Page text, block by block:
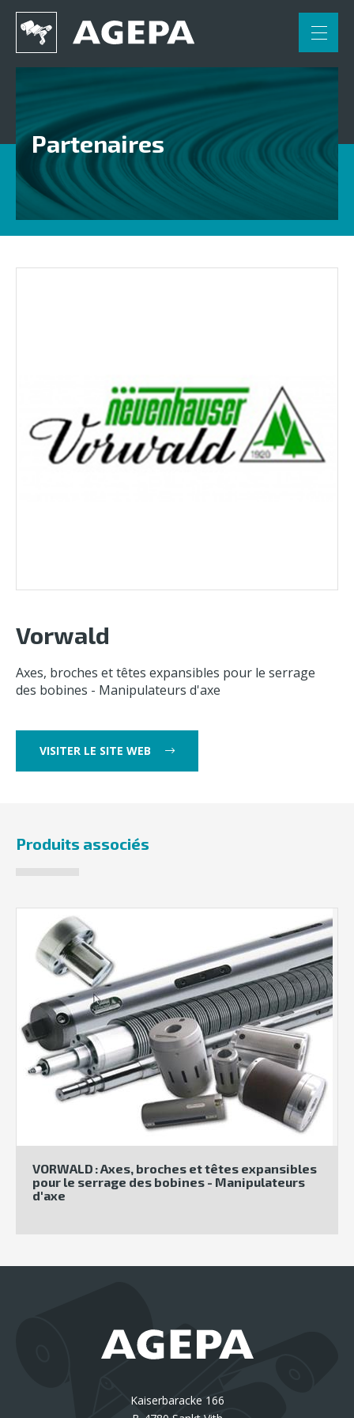
FR NL
Applications
Engineering
Partenaires
Vorwald
Axes, broches et têtes expansibles pour le serrage
des bobines - Manipulateurs d'axe
VISITER LE SITE WEB
Produits associés
VORWALD : Axes, broches et têtes expansibles
pour le serrage des bobines - Manipulateurs
d'axe
Kaiserbaracke 166